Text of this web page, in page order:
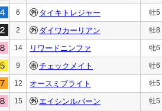
6 タイキトレジャー 牡5
2 ダイワカーリアン 牡8
14 リワードニンファ 牝6
9 チェックメイト 牡6
12 オースミブライト 牡5
15 エイシンルバーン 牡5